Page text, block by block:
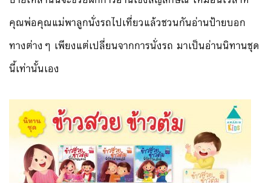
คุณพ่อคุณแม่พาลูกนั่งรถไปเที่ยวแล้วชวนกันอ่านป้ายบอก
ทางต่างๆ เพียงแต่เปลี่ยนจากการนั่งรถ มาเป็นอ่านนิทานชุด
นี้เท่านั้นเอง